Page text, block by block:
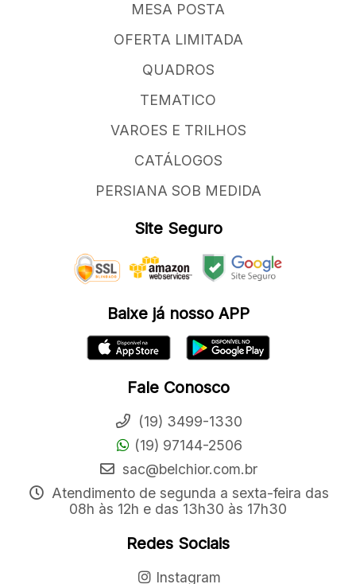
MESA POSTA
OFERTA LIMITADA
QUADROS
TEMATICO
VAROES E TRILHOS
CATÁLOGOS
PERSIANA SOB MEDIDA
Site Seguro
Baixe já nosso APP
Fale Conosco
(19) 3499-1330
(19) 97144-2506
sac@belchior.com.br
Atendimento de segunda a sexta-feira das
08h às 12h e das 13h30 às 17h30
Redes Sociais
Instagram